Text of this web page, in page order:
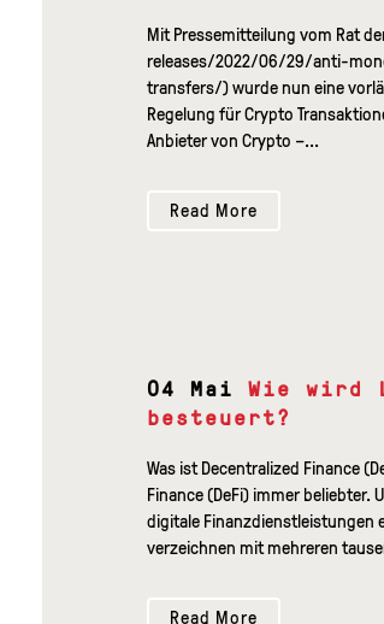
Mit Pressemitteilung vom Rat
releases/2022/06/29/anti-
transfers/) wurde nun eine
Regelung für Crypto
Anbieter von Crypto –...
Read More
04 Mai Wie wird
besteuert?
Was ist Decentralized Finance
Finance (DeFi) immer beliebter.
digitale Finanzdienstleistungen
verzeichnen mit mehreren
Read More